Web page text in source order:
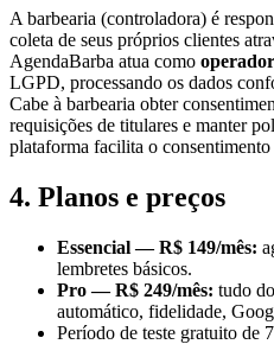
A barbearia (controladora) é
coleta de seus próprios clientes
AgendaBarba atua como
LGPD, processando os dados
Cabe à barbearia obter
requisições de titulares e manter
plataforma facilita o
4. Planos e preços
Essencial — R$ 149/mês:
lembretes básicos.
Pro — R$ 249/mês: tudo
automático, fidelidade,
Período de teste gratuito de